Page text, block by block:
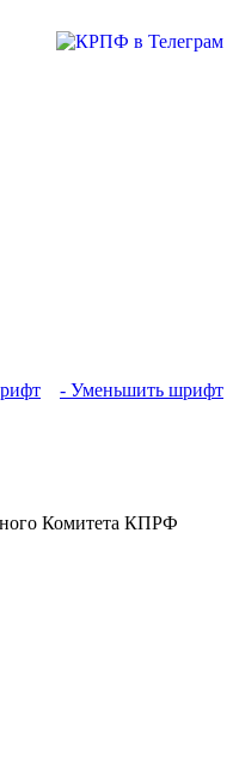
- Уменьшить шрифт
Комитета КПРФ